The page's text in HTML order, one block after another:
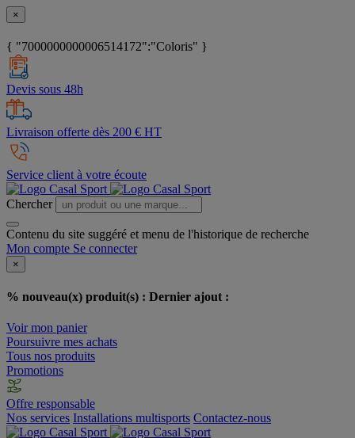
×
{ "7000000000006514172":"Coloris" }
Devis sous 48h
Livraison offerte dès 200 € HT
Service client à votre écoute
Chercher
Contenu du site suggéré et menu de l'historique de recherche
Mon compte Se connecter
×
% nouveau(x) produit(s) : Dernier ajout :
Voir mon panier
Poursuivre mes achats
Tous nos produits
Promotions
Offre responsable
Nos services Installations multisports Contactez-nous